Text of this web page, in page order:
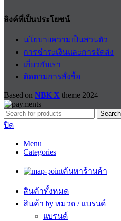
ลิงค์ที่เป็นประโยชน์
นโยบายความเป็นส่วนตัว
การชำระเงินและการจัดส่ง
เกี่ยวกับเรา
ติดตามการสั่งซื้อ
Based on NBK X theme 2024
Search
ปิด
Menu
Categories
ค้นหาร้านค้า
สินค้าทั้งหมด
สินค้า by หมวด / แบรนด์
แบรนด์